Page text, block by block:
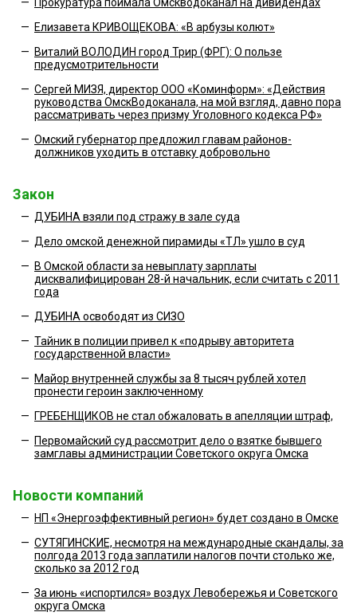
— Елизавета КРИВОЩЕКОВА: «В арбузы колют»
— Виталий ВОЛОДИН город Трир (ФРГ): О пользе
предусмотрительности
— Сергей МИЗЯ, директор ООО «Коминформ»: «Действия
руководства ОмскВодоканала, на мой взгляд, давно пора
рассматривать через призму Уголовного кодекса РФ»
— Омский губернатор предложил главам районов-
должников уходить в отставку добровольно
Закон
— ДУБИНА взяли под стражу в зале суда
— Дело омской денежной пирамиды «ТЛ» ушло в суд
— В Омской области за невыплату зарплаты
дисквалифицирован 28-й начальник, если считать с 2011
года
— ДУБИНА освободят из СИЗО
— Тайник в полиции привел к «подрыву авторитета
государственной власти»
— Майор внутренней службы за 8 тысяч рублей хотел
пронести героин заключенному
— ГРЕБЕНЩИКОВ не стал обжаловать в апелляции штраф,
— Первомайский суд рассмотрит дело о взятке бывшего
замглавы администрации Советского округа Омска
Новости компаний
— НП «Энергоэффективный регион» будет создано в Омске
— СУТЯГИНСКИЕ, несмотря на международные скандалы, за
полгода 2013 года заплатили налогов почти столько же,
сколько за 2012 год
— За июнь «испортился» воздух Левобережья и Советского
округа Омска